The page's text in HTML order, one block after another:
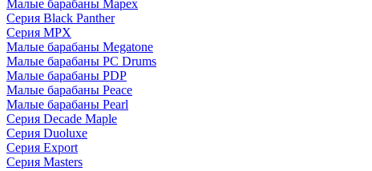
Малые барабаны Mapex
Серия Black Panther
Серия MPX
Малые барабаны Megatone
Малые барабаны PC Drums
Малые барабаны PDP
Малые барабаны Peace
Малые барабаны Pearl
Серия Decade Maple
Серия Duoluxe
Серия Export
Серия Masters